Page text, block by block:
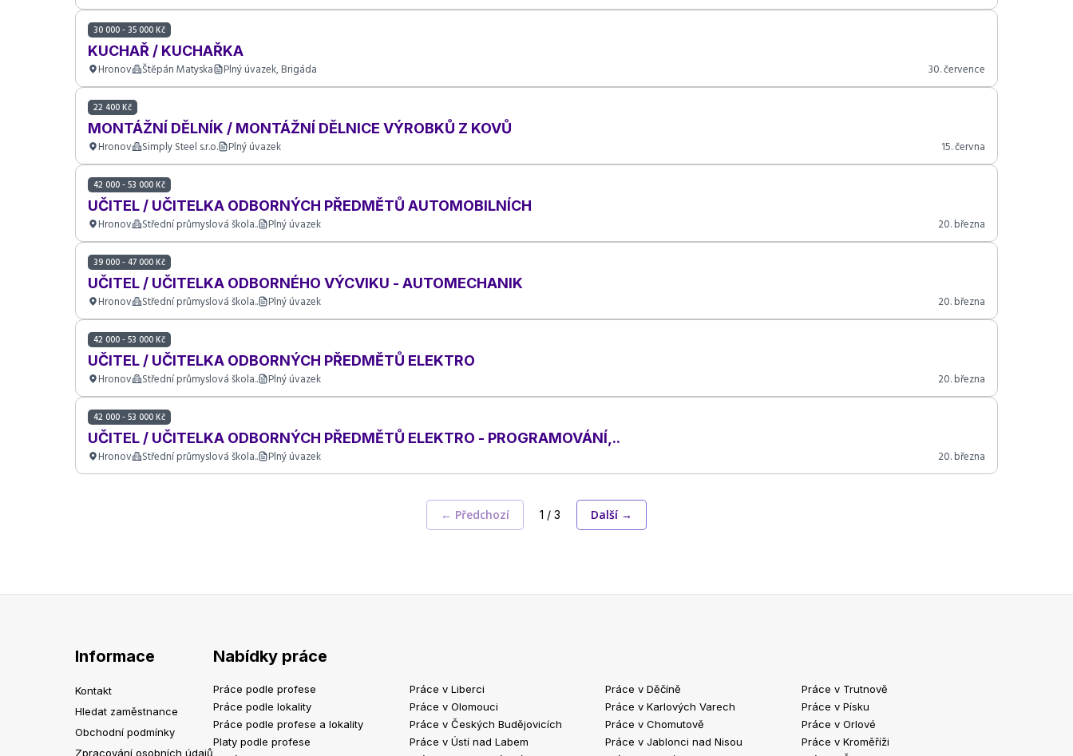
30 000 - 35 000 Kč
KUCHAŘ / KUCHAŘKA
Hronov Štěpán Matyska Plný úvazek, Brigáda 30. července
22 400 Kč
MONTÁŽNÍ DĚLNÍK / MONTÁŽNÍ DĚLNICE VÝROBKŮ Z KOVŮ
Hronov Simply Steel s.r.o. Plný úvazek 15. června
42 000 - 53 000 Kč
UČITEL / UČITELKA ODBORNÝCH PŘEDMĚTŮ AUTOMOBILNÍCH
Hronov Střední průmyslová škola.. Plný úvazek 20. března
39 000 - 47 000 Kč
UČITEL / UČITELKA ODBORNÉHO VÝCVIKU - AUTOMECHANIK
Hronov Střední průmyslová škola.. Plný úvazek 20. března
42 000 - 53 000 Kč
UČITEL / UČITELKA ODBORNÝCH PŘEDMĚTŮ ELEKTRO
Hronov Střední průmyslová škola.. Plný úvazek 20. března
42 000 - 53 000 Kč
UČITEL / UČITELKA ODBORNÝCH PŘEDMĚTŮ ELEKTRO - PROGRAMOVÁNÍ,..
Hronov Střední průmyslová škola.. Plný úvazek 20. března
← Předchozí 1 / 3 Další →
Informace
Kontakt
Hledat zaměstnance
Obchodní podmínky
Zpracování osobních údajů
Nabídky práce
Práce podle profese
Práce podle lokality
Práce podle profese a lokality
Platy podle profese
Práce v Liberci
Práce v Olomouci
Práce v Českých Budějovicích
Práce v Ústí nad Labem
Práce v Děčíně
Práce v Karlových Varech
Práce v Chomutově
Práce v Jablonci nad Nisou
Práce v Trutnově
Práce v Písku
Práce v Orlové
Práce v Kroměříži